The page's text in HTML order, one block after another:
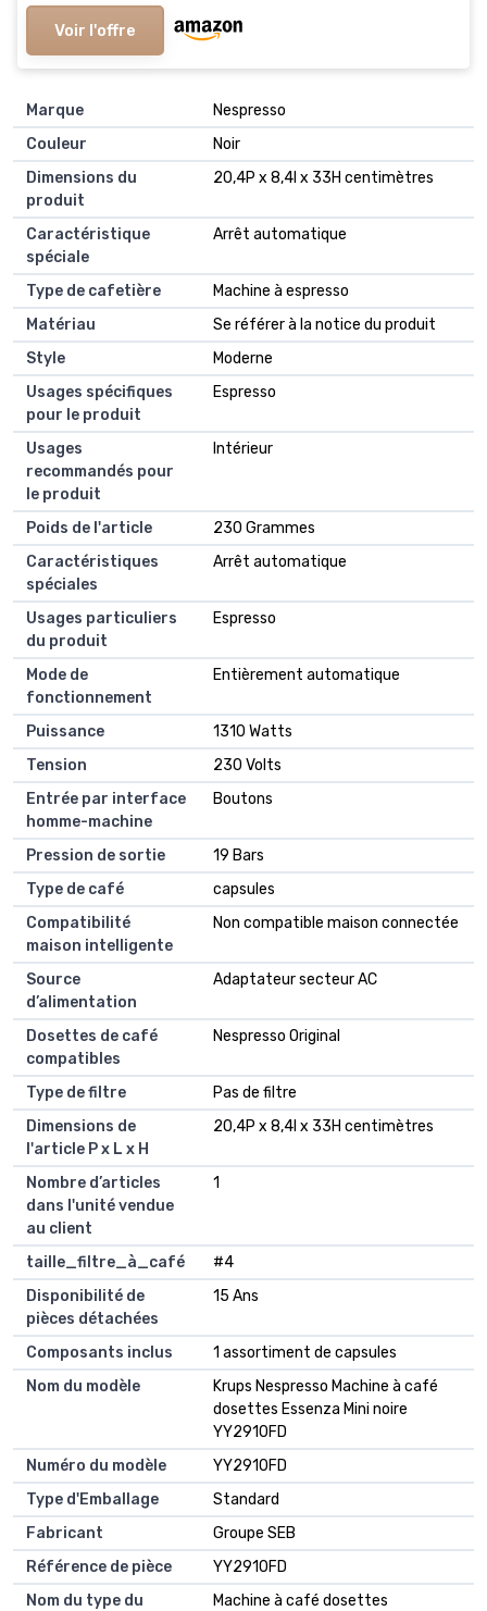
Voir l'offre
Marque
Nespresso
Couleur
Noir
Dimensions du
produit
20,4P x 8,4l x 33H centimètres
Caractéristique
spéciale
Arrêt automatique
Type de cafetière
Machine à espresso
Matériau
Se référer à la notice du produit
Style
Moderne
Usages spécifiques
pour le produit
Espresso
Usages
recommandés pour
le produit
Intérieur
Poids de l'article
230 Grammes
Caractéristiques
spéciales
Arrêt automatique
Usages particuliers
du produit
Espresso
Mode de
fonctionnement
Entièrement automatique
Puissance
1310 Watts
Tension
230 Volts
Entrée par interface
homme-machine
Boutons
Pression de sortie
19 Bars
Type de café
capsules
Compatibilité
maison intelligente
Non compatible maison connectée
Source
d’alimentation
Adaptateur secteur AC
Dosettes de café
compatibles
Nespresso Original
Type de filtre
Pas de filtre
Dimensions de
l'article P x L x H
20,4P x 8,4l x 33H centimètres
Nombre d’articles
dans l'unité vendue
au client
1
taille_filtre_à_café
#4
Disponibilité de
pièces détachées
15 Ans
Composants inclus
1 assortiment de capsules
Nom du modèle
Krups Nespresso Machine à café
dosettes Essenza Mini noire
YY2910FD
Numéro du modèle
YY2910FD
Type d'Emballage
Standard
Fabricant
Groupe SEB
Référence de pièce
YY2910FD
Nom du type du
Machine à café dosettes